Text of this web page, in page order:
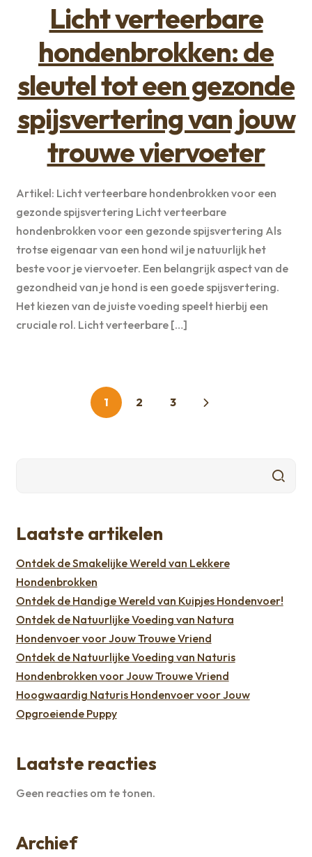
Licht verteerbare
hondenbrokken: de
sleutel tot een gezonde
spijsvertering van jouw
trouwe viervoeter
Artikel: Licht verteerbare hondenbrokken voor een
gezonde spijsvertering Licht verteerbare
hondenbrokken voor een gezonde spijsvertering Als
trotse eigenaar van een hond wil je natuurlijk het
beste voor je viervoeter. Een belangrijk aspect van de
gezondheid van je hond is een goede spijsvertering.
Het kiezen van de juiste voeding speelt hierbij een
cruciale rol. Licht verteerbare […]
Berichten
paginering
1 2 3
Laatste artikelen
Ontdek de Smakelijke Wereld van Lekkere
Hondenbrokken
Ontdek de Handige Wereld van Kuipjes Hondenvoer!
Ontdek de Natuurlijke Voeding van Natura
Hondenvoer voor Jouw Trouwe Vriend
Ontdek de Natuurlijke Voeding van Naturis
Hondenbrokken voor Jouw Trouwe Vriend
Hoogwaardig Naturis Hondenvoer voor Jouw
Opgroeiende Puppy
Laatste reacties
Geen reacties om te tonen.
Archief